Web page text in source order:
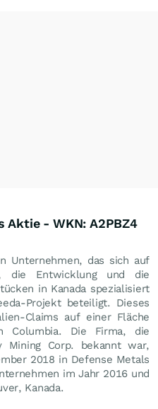
Aktie - WKN: A2PBZ4
Unternehmen, das sich auf
die Entwicklung und die
in Kanada spezialisiert
Projekt beteiligt. Dieses
Claims auf einer Fläche
Columbia. Die Firma, die
Mining Corp. bekannt war,
2018 in Defense Metals
im Jahr 2016 und
Kanada.